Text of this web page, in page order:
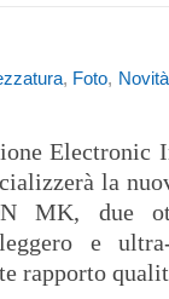
, Foto, Novità
Electronic
la
MK, due
e
rapporto